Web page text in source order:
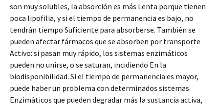
son muy solubles, la absorción es más Lenta porque tienen
poca lipofilia, y si el tiempo de permanencia es bajo, no
tendrán tiempo Suficiente para absorberse. También se
pueden afectar fármacos que se absorben por transporte
Activo: si pasan muy rápido, los sistemas enzimáticos
pueden no unirse, o se saturan, incidiendo En la
biodisponibilidad. Si el tiempo de permanencia es mayor,
puede haber un problema con determinados sistemas
Enzimáticos que pueden degradar más la sustancia activa,